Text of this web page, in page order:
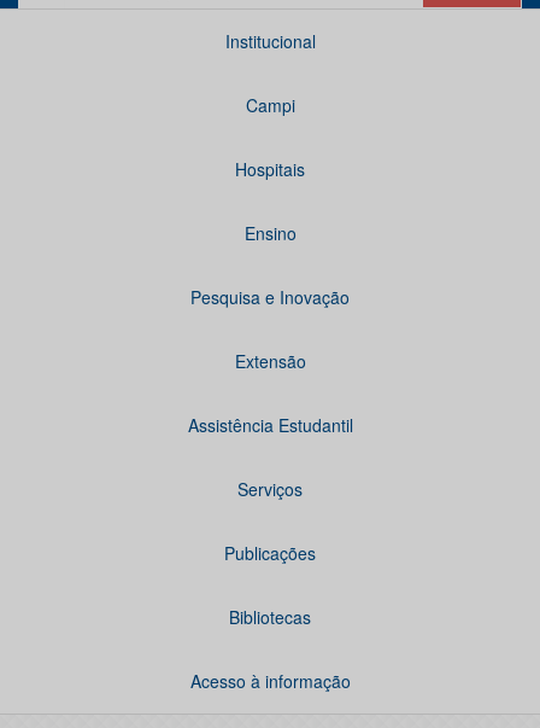
Institucional
Campi
Hospitais
Ensino
Pesquisa e Inovação
Extensão
Assistência Estudantil
Serviços
Publicações
Bibliotecas
Acesso à informação